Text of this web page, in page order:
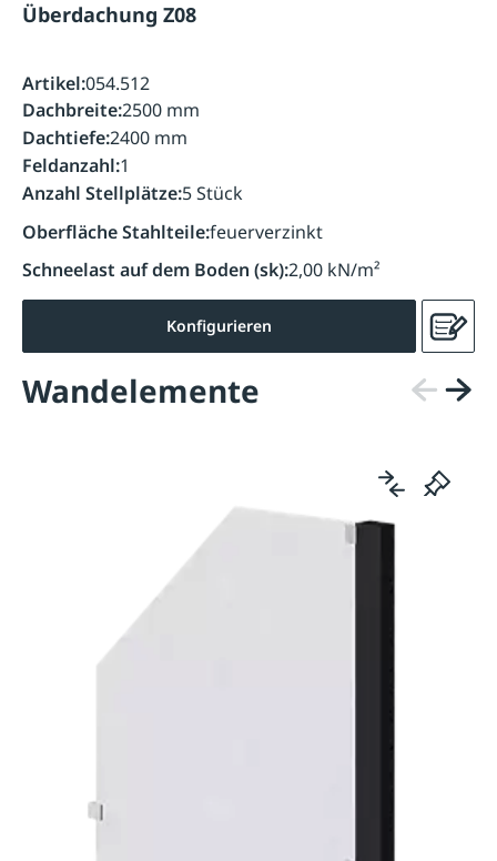
Überdachung Z08
Artikel:054.512
Dachbreite:2500 mm
Dachtiefe:2400 mm
Feldanzahl:1
Anzahl Stellplätze:5 Stück
Oberfläche Stahlteile:feuerverzinkt
Schneelast auf dem Boden (sk):2,00 kN/m²
Konfigurieren
Wandelemente